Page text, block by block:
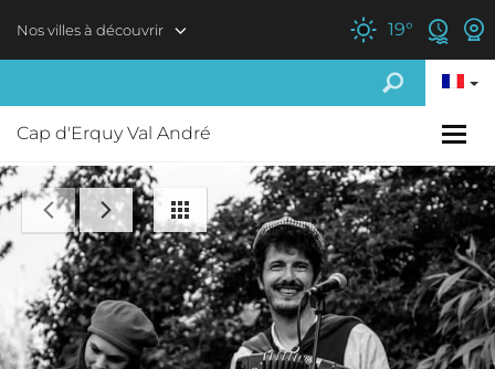
Nos villes à découvrir 19°
Cap d'Erquy Val André